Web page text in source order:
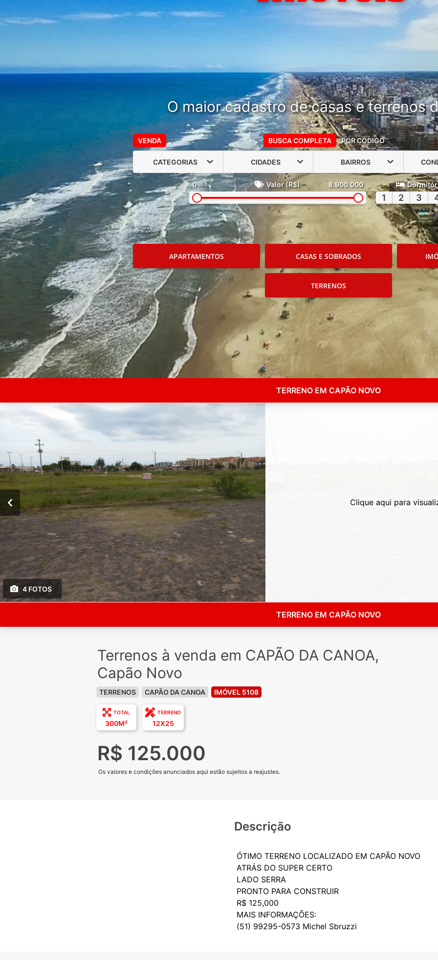
O maior cadastro de casas e terrenos
VENDA BUSCA COMPLETA POR CÓDIGO
CATEGORIAS CIDADES BAIRROS
0 Valor (R$) 8.900.000
1 2 3
APARTAMENTOS CASAS E SOBRADOS
TERRENOS
TERRENO EM CAPÃO NOVO
4 FOTOS
Clique aqui para
TERRENO EM CAPÃO NOVO
Terrenos à venda em CAPÃO DA CANOA,
Capão Novo
TERRENOS CAPÃO DA CANOA IMÓVEL 5108
TOTAL
300M²
TERRENO
12X25
R$ 125.000
Os valores e condições anunciados aqui estão sujeitos a reajustes.
Descrição
ÓTIMO TERRENO LOCALIZADO EM CAPÃO NOVO
ATRÁS DO SUPER CERTO
LADO SERRA
PRONTO PARA CONSTRUIR
R$ 125,000
MAIS INFORMAÇÕES: